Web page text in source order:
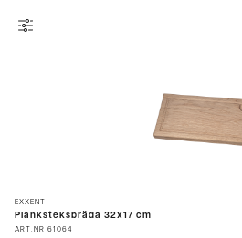
EXXENT
Planksteksbräda 32x17 cm
ART.NR 61064